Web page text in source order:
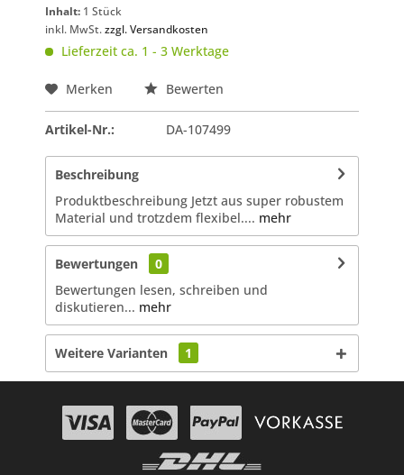
Inhalt: 1 Stück
inkl. MwSt.zzgl. Versandkosten
Lieferzeit ca. 1 - 3 Werktage
Merken Bewerten
Artikel-Nr.: DA-107499
Beschreibung
Produktbeschreibung Jetzt aus super robustem
Material und trotzdem flexibel.... mehr
Bewertungen
0
Bewertungen lesen, schreiben und
diskutieren... mehr
Weitere Varianten 1